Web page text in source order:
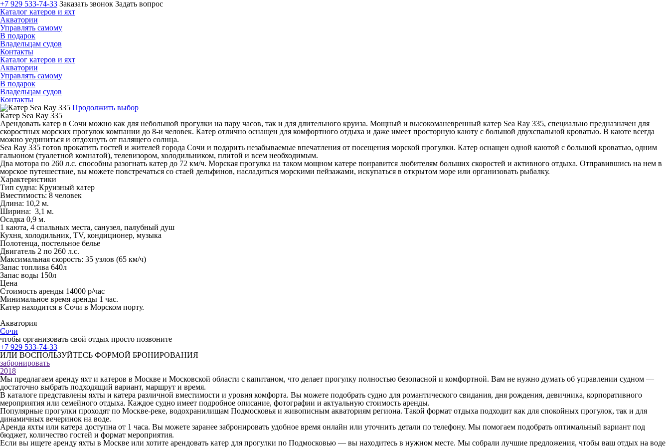
+7 929 533-74-33 Заказать звонок Задать вопрос
Каталог катеров и яхт
Акватории
Управлять самому
В подарок
Владельцам судов
Контакты
Каталог катеров и яхт
Акватории
Управлять самому
В подарок
Владельцам судов
Контакты
Продолжить выбор
Катер Sea Ray 335
Арендовать катер в Сочи можно как для небольшой прогулки на пару часов, так и для длительного круиза. Мощный и высокоманевренный катер Sea Ray 335, специально предназначен для
скоростных морских прогулок компании до 8-и человек. Катер отлично оснащен для комфортного отдыха и даже имеет просторную каюту с большой двухспальной кроватью. В каюте всегда
можно уединиться и отдохнуть от палящего солнца.
Sea Ray 335 готов прокатить гостей и жителей города Сочи и подарить незабываемые впечатления от посещения морской прогулки. Катер оснащен одной каютой с большой кроватью, одним
гальюном (туалетной комнатой), телевизором, холодильником, плитой и всем необходимым.
Два мотора по 260 л.с. способны разогнать катер до 72 км/ч. Морская прогулка на таком мощном катере понравится любителям больших скоростей и активного отдыха. Отправившись на нем в
морское путешествие, вы можете повстречаться со стаей дельфинов, насладиться морскими пейзажами, искупаться в открытом море или организовать рыбалку.
Характеристики
Тип судна: Круизный катер
Вместимость: 8 человек
Длина: 10,2 м.
Ширина: 3,1 м.
Осадка 0,9 м.
1 каюта, 4 спальных места, санузел, палубный душ
Кухня, холодильник, TV, кондиционер, музыка
Полотенца, постельное белье
Двигатель 2 по 260 л.с.
Максимальная скорость: 35 узлов (65 км/ч)
Запас топлива 640л
Запас воды 150л
Цена
Стоимость аренды 14000 р/час
Минимальное время аренды 1 час.
Катер находится в Сочи в Морском порту.
Акватория
Сочи
чтобы организовать свой отдых просто позвоните
+7 929 533-74-33
ИЛИ ВОСПОЛЬЗУЙТЕСЬ ФОРМОЙ БРОНИРОВАНИЯ
забронировать
2018
Мы предлагаем аренду яхт и катеров в Москве и Московской области с капитаном, что делает прогулку полностью безопасной и комфортной. Вам не нужно думать об управлении судном —
достаточно выбрать подходящий вариант, маршрут и время.
В каталоге представлены яхты и катера различной вместимости и уровня комфорта. Вы можете подобрать судно для романтического свидания, дня рождения, девичника, корпоративного
мероприятия или семейного отдыха. Каждое судно имеет подробное описание, фотографии и актуальную стоимость аренды.
Популярные прогулки проходят по Москве-реке, водохранилищам Подмосковья и живописным акваториям региона. Такой формат отдыха подходит как для спокойных прогулок, так и для
динамичных вечеринок на воде.
Аренда яхты или катера доступна от 1 часа. Вы можете заранее забронировать удобное время онлайн или уточнить детали по телефону. Мы помогаем подобрать оптимальный вариант под
бюджет, количество гостей и формат мероприятия.
Если вы ищете аренду яхты в Москве или хотите арендовать катер для прогулки по Подмосковью — вы находитесь в нужном месте. Мы собрали лучшие предложения, чтобы ваш отдых на воде